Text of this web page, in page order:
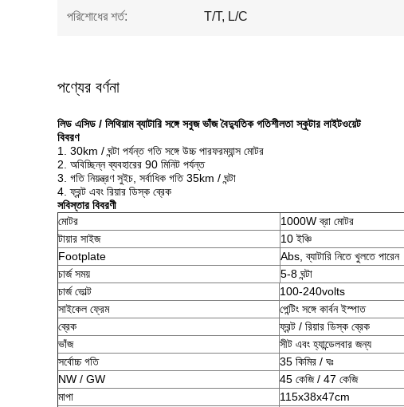
পরিশোধের শর্ত: T/T, L/C
পণ্যের বর্ণনা
লিড এসিড / লিথিয়াম ব্যাটারি সঙ্গে সবুজ ভাঁজ বৈদ্যুতিক গতিশীলতা স্কুটার লাইটওয়েট
বিবরণ
1. 30km / ঘন্টা পর্যন্ত গতি সঙ্গে উচ্চ পারফরম্যান্স মোটর
2. অবিচ্ছিন্ন ব্যবহারের 90 মিনিট পর্যন্ত
3. গতি নিয়ন্ত্রণ সুইচ, সর্বাধিক গতি 35km / ঘন্টা
4. ফ্রন্ট এবং রিয়ার ডিস্ক ব্রেক
সবিস্তার বিবরণী
মোটর
1000W ব্রা মোটর
টায়ার সাইজ
10 ইঞ্চি
Footplate
Abs, ব্যাটারি নিতে খুলতে পারেন
চার্জ সময়
5-8 ঘন্টা
চার্জ ভোল্ট
100-240volts
সাইকেল ফ্রেম
পেন্টিং সঙ্গে কার্বন ইস্পাত
ব্রেক
ফ্রন্ট / রিয়ার ডিস্ক ব্রেক
ভাঁজ
সীট এবং হ্যান্ডেলবার জন্য
সর্বোচ্চ গতি
35 কিমির / ঘঃ
NW / GW
45 কেজি / 47 কেজি
মাপা
115x38x47cm